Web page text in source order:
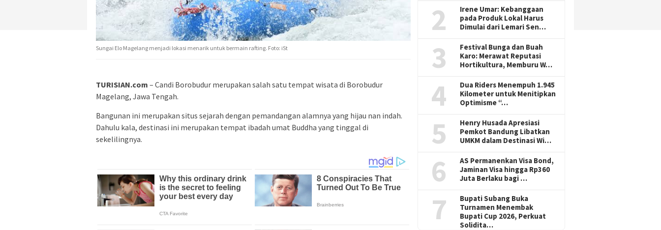
Sungai Elo Magelang menjadi lokasi menarik untuk bermain rafting. Foto: iSt
TURISIAN.com – Candi Borobudur merupakan salah satu tempat wisata di Borobudur
Magelang, Jawa Tengah.
Bangunan ini merupakan situs sejarah dengan pemandangan alamnya yang hijau nan indah.
Dahulu kala, destinasi ini merupakan tempat ibadah umat Buddha yang tinggal di
sekelilingnya.
2
Irene Umar: Kebanggaan
pada Produk Lokal Harus
Dimulai dari Lemari Sen…
3
Festival Bunga dan Buah
Karo: Merawat Reputasi
Hortikultura, Memburu W…
4
Dua Riders Menempuh 1.945
Kilometer untuk Menitipkan
Optimisme “…
5
Henry Husada Apresiasi
Pemkot Bandung Libatkan
UMKM dalam Destinasi Wi…
6
AS Permanenkan Visa Bond,
Jaminan Visa hingga Rp360
Juta Berlaku bagi …
7
Bupati Subang Buka
Turnamen Menembak
Bupati Cup 2026, Perkuat
Solidita…